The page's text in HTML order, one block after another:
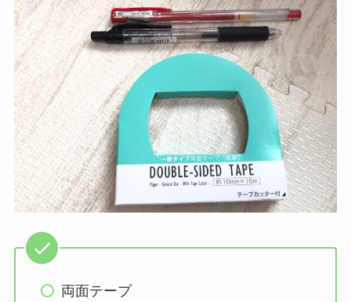
両面テープ